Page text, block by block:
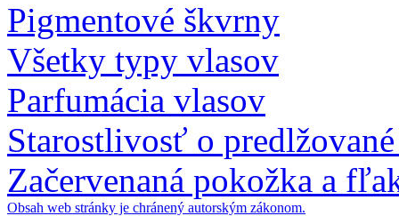
Pigmentové škvrny
Všetky typy vlasov
Parfumácia vlasov
Starostlivosť o
Začervenaná pokožka a
Obsah web stránky je chránený autorským zákonom.